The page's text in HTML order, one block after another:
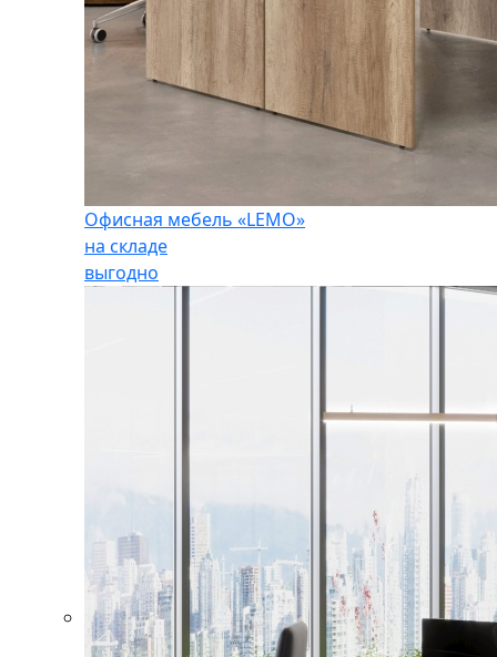
Офисная мебель «LEMO»
на складе
выгодно